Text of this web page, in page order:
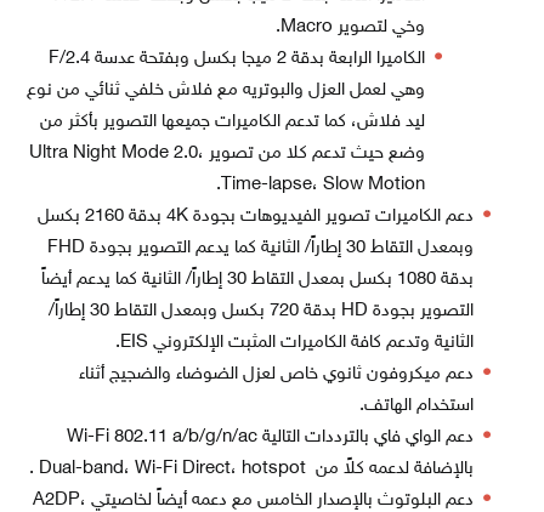
وخي لتصوير Macro.
الكاميرا الرابعة بدقة 2 ميجا بكسل وبفتحة عدسة F/2.4
وهي لعمل العزل والبوتريه مع فلاش خلفي ثنائي من نوع
ليد فلاش، كما تدعم الكاميرات جميعها التصوير بأكثر من
وضع حيث تدعم كلا من تصوير Ultra Night Mode 2.0،
Time-lapse، Slow Motion.
دعم الكاميرات تصوير الفيديوهات بجودة 4K بدقة 2160 بكسل
وبمعدل التقاط 30 إطاراً/ الثانية كما يدعم التصوير بجودة FHD
بدقة 1080 بكسل بمعدل التقاط 30 إطاراً/ الثانية كما يدعم أيضاً
التصوير بجودة HD بدقة 720 بكسل وبمعدل التقاط 30 إطاراً/
الثانية وتدعم كافة الكاميرات المثبت الإلكتروني EIS.
دعم ميكروفون ثانوي خاص لعزل الضوضاء والضجيج أثناء
استخدام الهاتف.
دعم الواي فاي بالترددات التالية Wi-Fi 802.11 a/b/g/n/ac
بالإضافة لدعمه كلاً من Dual-band، Wi-Fi Direct، hotspot .
دعم البلوتوث بالإصدار الخامس مع دعمه أيضاً لخاصيتي A2DP،